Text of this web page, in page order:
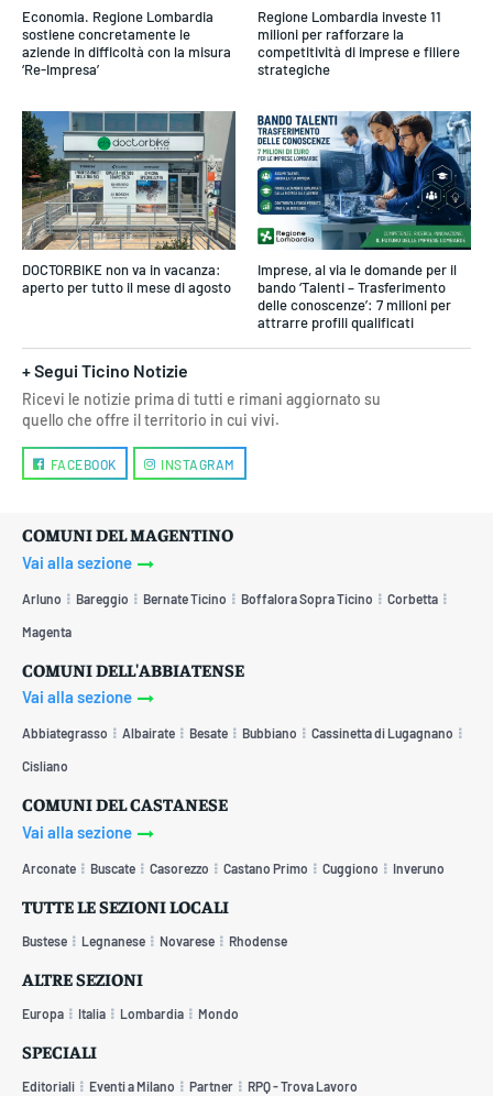
Economia. Regione Lombardia
sostiene concretamente le
aziende in difficoltà con la misura
‘Re-Impresa’
DOCTORBIKE non va in vacanza:
aperto per tutto il mese di agosto
Regione Lombardia investe 11
milioni per rafforzare la
competitività di imprese e filiere
strategiche
Imprese, al via le domande per il
bando ‘Talenti – Trasferimento
delle conoscenze’: 7 milioni per
attrarre profili qualificati
+ Segui Ticino Notizie
Ricevi le notizie prima di tutti e rimani aggiornato su
quello che offre il territorio in cui vivi.
FACEBOOK INSTAGRAM
COMUNI DEL MAGENTINO
Vai alla sezione
Arluno Bareggio Bernate Ticino Boffalora Sopra Ticino Corbetta
Magenta
COMUNI DELL'ABBIATENSE
Vai alla sezione
Abbiategrasso Albairate Besate Bubbiano Cassinetta di Lugagnano
Cisliano
COMUNI DEL CASTANESE
Vai alla sezione
Arconate Buscate Casorezzo Castano Primo Cuggiono Inveruno
TUTTE LE SEZIONI LOCALI
Bustese Legnanese Novarese Rhodense
ALTRE SEZIONI
Europa Italia Lombardia Mondo
SPECIALI
Editoriali Eventi a Milano Partner RPQ - Trova Lavoro